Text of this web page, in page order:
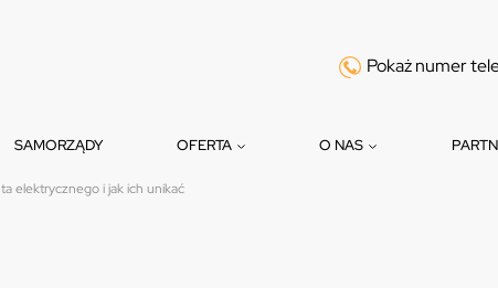
Pokaż numer
SAMORZĄDY OFERTA O NAS
elektrycznego i jak ich unikać